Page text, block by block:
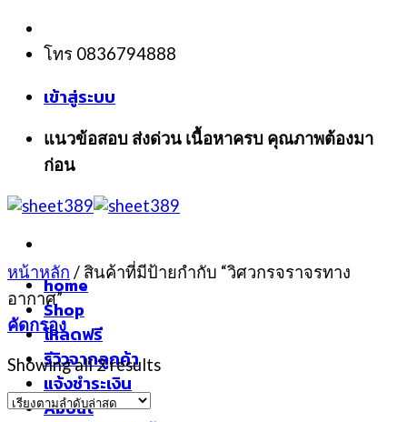
Skip
content
โทร 0836794888
เข้าสู่ระบบ
แนวข้อสอบ ส่งด่วน เนื้อหาครบ คุณภาพต้องมา
ก่อน
home
Shop
โหลดฟรี
รีวิวจากลูกค้า
แจ้งชำระเงิน
About
หน้าหลัก / สินค้าที่มีป้ายกำกับ “วิศวกรจราจรทาง
อากาศ”
คัดกรอง
Showing all 2 results